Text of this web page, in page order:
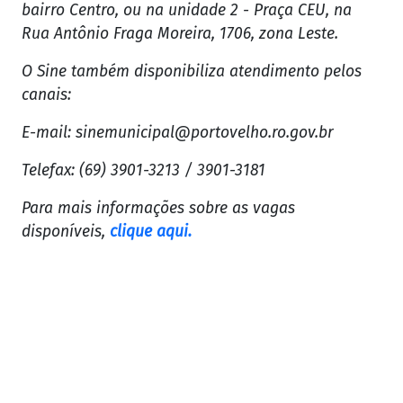
bairro Centro, ou na unidade 2 - Praça CEU, na
Rua Antônio Fraga Moreira, 1706, zona Leste.
O Sine também disponibiliza atendimento pelos
canais:
E-mail: sinemunicipal@portovelho.ro.gov.br
Telefax: (69) 3901-3213 / 3901-3181
Para mais informações sobre as vagas
disponíveis, clique aqui.